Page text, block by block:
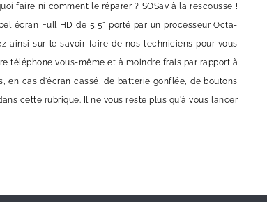
faire ni comment le réparer ? SOSav à la rescousse !
écran Full HD de 5,5" porté par un processeur Octa-
ainsi sur le savoir-faire de nos techniciens pour vous
téléphone vous-même et à moindre frais par rapport à
en cas d'écran cassé, de batterie gonflée, de boutons
cette rubrique. Il ne vous reste plus qu'à vous lancer